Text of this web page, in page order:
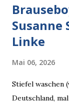
Susanne
Linke
Mai 06, 2026
Stiefel waschen
Deutschland,